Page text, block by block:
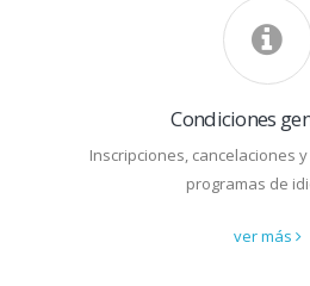
Condiciones
Inscripciones, cancelaciones
programas de
ver más